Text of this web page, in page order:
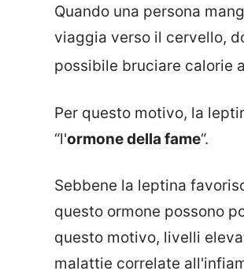
Quando una persona
viaggia verso il cervello,
possibile bruciare calorie
Per questo motivo, la
“l'ormone della fame“.
Sebbene la leptina
questo ormone possono
questo motivo, livelli
malattie correlate